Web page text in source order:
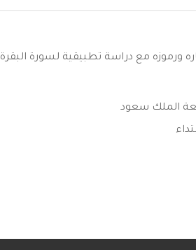
ورموزه مع دراسة تطبيقية لسورة البقرة
الملك سعود